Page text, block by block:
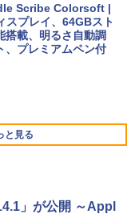
WE1-K3 (MS 365 P
搭載/Win 11/15.6型/
ホワイト) FM
Scribe Colorsoft |
スプレイ、64GBスト
搭載、明るさ自動調
、プレミアムペン付
と見る
」が公開 ～Appl